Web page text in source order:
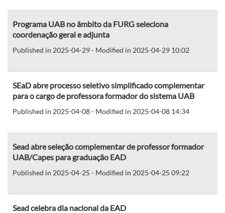
Programa UAB no âmbito da FURG seleciona
coordenação geral e adjunta
Published in 2025-04-29 - Modified in 2025-04-29 10:02
SEaD abre processo seletivo simplificado complementar
para o cargo de professora formador do sistema UAB
Published in 2025-04-08 - Modified in 2025-04-08 14:34
Sead abre seleção complementar de professor formador
UAB/Capes para graduação EAD
Published in 2025-04-25 - Modified in 2025-04-25 09:22
Sead celebra dia nacional da EAD